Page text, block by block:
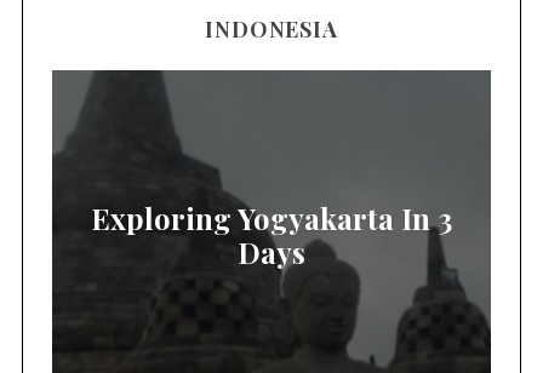
INDONESIA
Exploring Yogyakarta In 3
Days